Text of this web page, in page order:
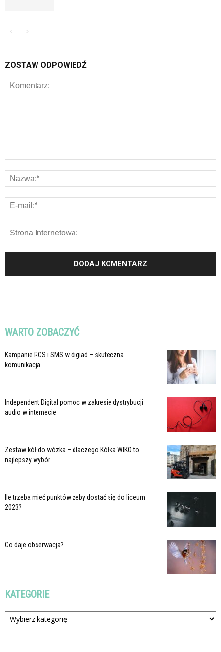
ZOSTAW ODPOWIEDŹ
WARTO ZOBACZYĆ
Kampanie RCS i SMS w digiad – skuteczna
komunikacja
Independent Digital pomoc w zakresie dystrybucji
audio w internecie
Zestaw kół do wózka – dlaczego Kółka WIKO to
najlepszy wybór
Ile trzeba mieć punktów żeby dostać się do liceum
2023?
Co daje obserwacja?
KATEGORIE
Kategorie